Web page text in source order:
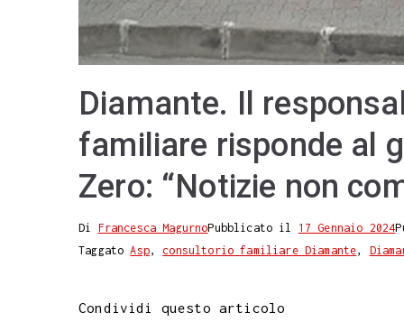
Diamante. Il
familiare risponde al
Zero: “Notizie non
Di Francesca MagurnoPubblicato il 17 Gennaio 2024
TaggatoAsp, consultorio familiare Diamante,
Condividi questo articolo